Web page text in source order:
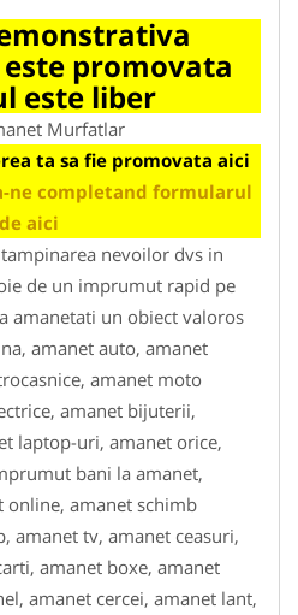
promovata
este liber
Murfatlar
ta sa fie promovata aici
ne completand formularul
de aici
nevoilor dvs in
de un imprumut rapid pe
amanetati un obiect valoros
amanet auto, amanet
amanet moto
amanet bijuterii,
laptop-uri, amanet orice,
bani la amanet,
online, amanet schimb
amanet tv, amanet ceasuri,
amanet boxe, amanet
amanet cercei, amanet lant,